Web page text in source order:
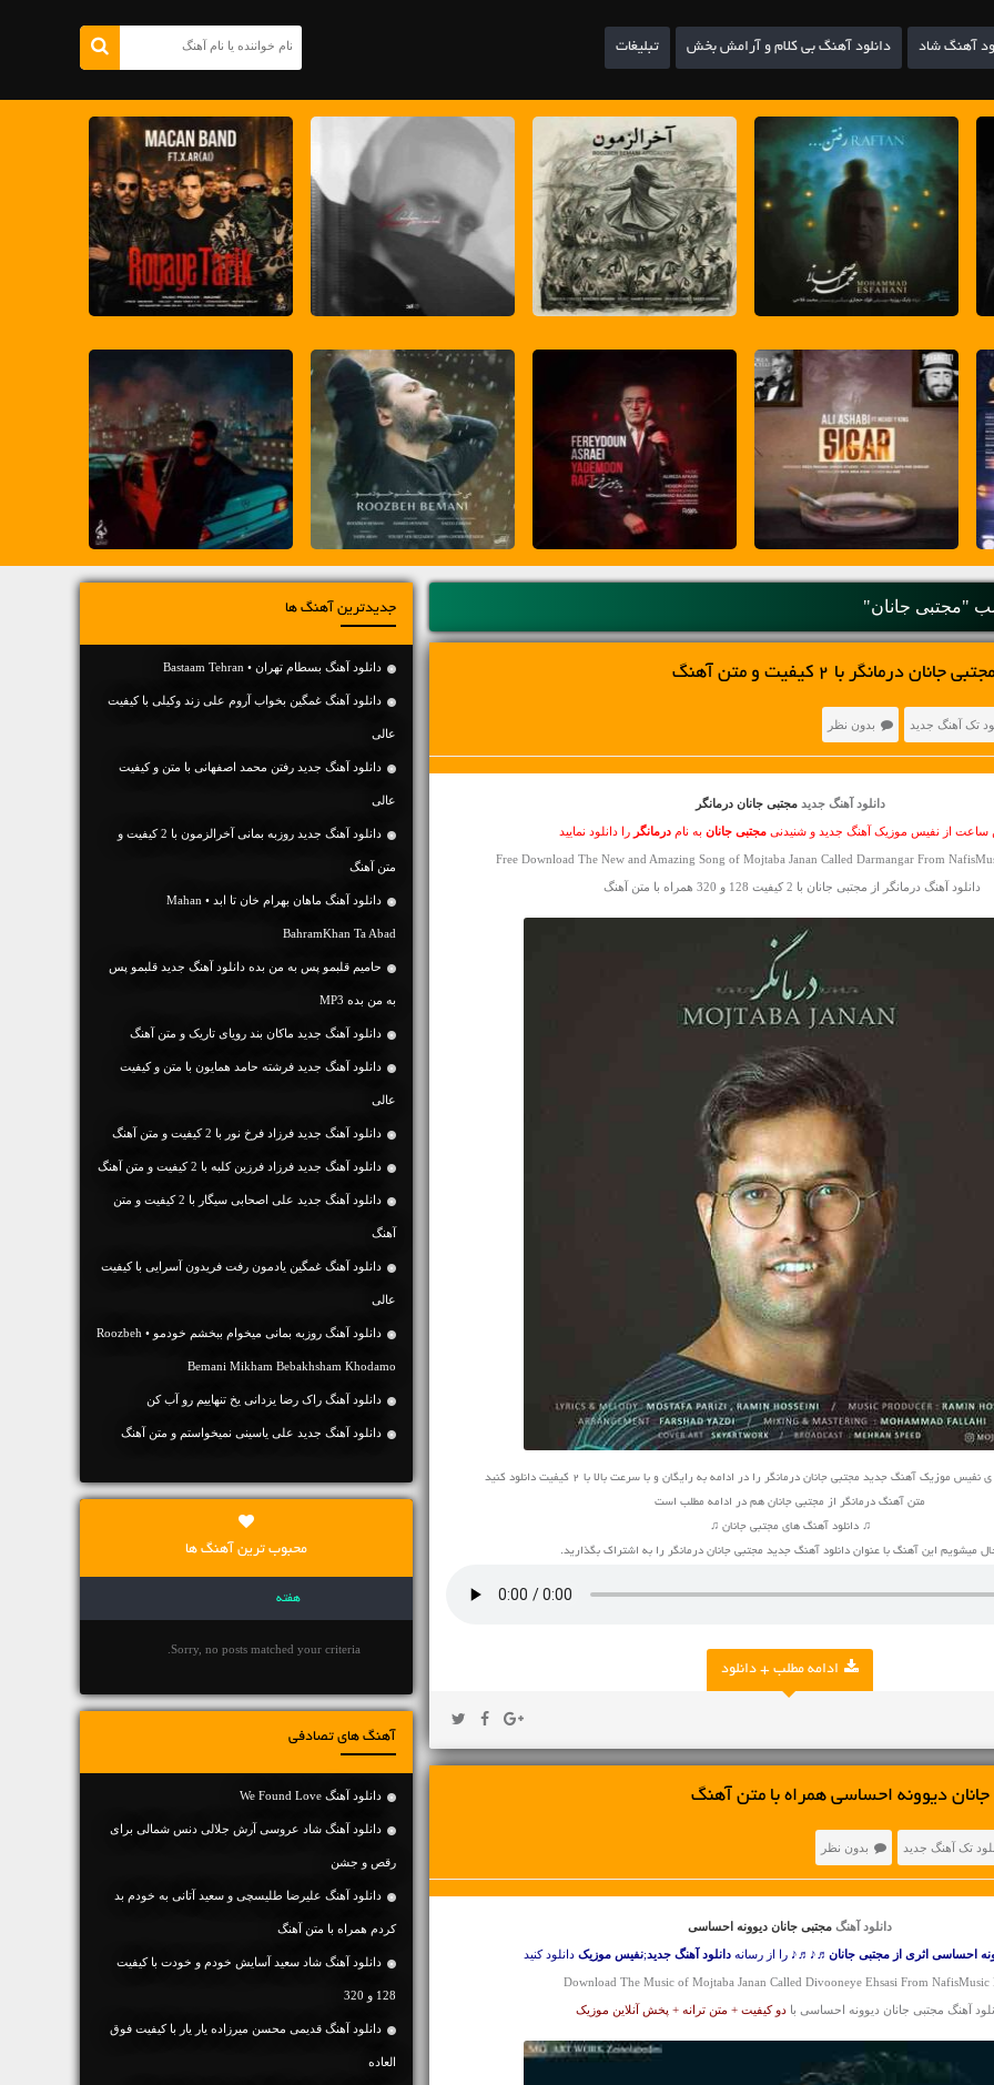
آهنگ شاد دانلود آهنگ بی کلام و آرامش بخش تبلیغات
"مجتبی جانان"
درمانگر با 2 کیفیت و متن آهنگ
تک آهنگ جدید بدون نظر
دانلود آهنگ جدید مجتبی جانان درمانگر
ساعت از نفیس موزیک آهنگ جدید و شنیدنیمجتبی جانان به نامدرمانگر را دانلود نمایید
Free Download The New and Amazing Song of Mojtaba Janan Called Darmangar From
دانلود آهنگ درمانگر از مجتبی جانان با 2 کیفیت 128 و 320 همراه با متن آهنگ
موزیک آهنگ جدید مجتبی جانان درمانگر را در ادامه به رایگان و با سرعت بالا با 2 کیفیت دانلود کنید
متن آهنگ درمانگر از مجتبی جانان هم در ادامه مطلب است
♫ دانلود آهنگ های مجتبی جانان ♫
میشویم این آهنگ با عنوان دانلود آهنگ جدید مجتبی جانان درمانگر را به اشتراک بگذارید.
ادامه مطلب + دانلود
دیوونه احساسی همراه با متن آهنگ
تک آهنگ جدید بدون نظر
دانلود آهنگ مجتبی جانان دیوونه احساسی
احساسی اثری از مجتبی جانان ♬♪♬♪ را از رسانهدانلود آهنگ جدید;نفیس موزیک دانلود کنید
Download The Music of Mojtaba Janan Called Divooneye Ehsasi From NafisMusic
آهنگ مجتبی جانان دیوونه احساسی با دو کیفیت + متن ترانه + پخش آنلاین موزیک
جدیدترین آهنگ ها
دانلود آهنگ بسطام تهران • Bastaam Tehran
دانلود آهنگ غمگین بخواب آروم علی زند وکیلی با کیفیت
عالی
دانلود آهنگ جديد رفتن محمد اصفهانی با متن و کیفیت
عالی
دانلود آهنگ جديد روزبه بمانی آخرالزمون با 2 کیفیت و
متن آهنگ
دانلود آهنگ ماهان بهرام خان تا ابد • Mahan
BahramKhan Ta Abad
حامیم قلبمو پس به من بده دانلود آهنگ جدید قلبمو پس
به من بده MP3
دانلود آهنگ جديد ماکان بند رویای تاریک و متن آهنگ
دانلود آهنگ جديد فرشته حامد همایون با متن و کیفیت
عالی
دانلود آهنگ جديد فرزاد فرخ نور با 2 کیفیت و متن آهنگ
دانلود آهنگ جديد فرزاد فرزین کلبه با 2 کیفیت و متن آهنگ
دانلود آهنگ جديد علی اصحابی سیگار با 2 کیفیت و متن
آهنگ
دانلود آهنگ غمگین یادمون رفت فریدون آسرایی با کیفیت
عالی
دانلود آهنگ روزبه بمانی میخوام ببخشم خودمو • Roozbeh
Bemani Mikham Bebakhsham Khodamo
دانلود آهنگ راک رضا یزدانی یخ تنهاییم رو آب کن
دانلود آهنگ جديد علی یاسینی نمیخواستم و متن آهنگ
محبوب ترین آهنگ ها
هفته
Sorry, no posts matched your criteria.
آهنگ های تصادفی
دانلود آهنگ We Found Love
دانلود آهنگ شاد عروسی آرش جلالی دنس شمالی برای
رقص و جشن
دانلود آهنگ علیرضا طلیسچی و سعید آتانی به خودم بد
کردم همراه با متن آهنگ
دانلود آهنگ شاد سعید آسایش خودم و خودت با کیفیت
128 و 320
دانلود آهنگ قدیمی محسن میرزاده یار یار با کیفیت فوق
العاده